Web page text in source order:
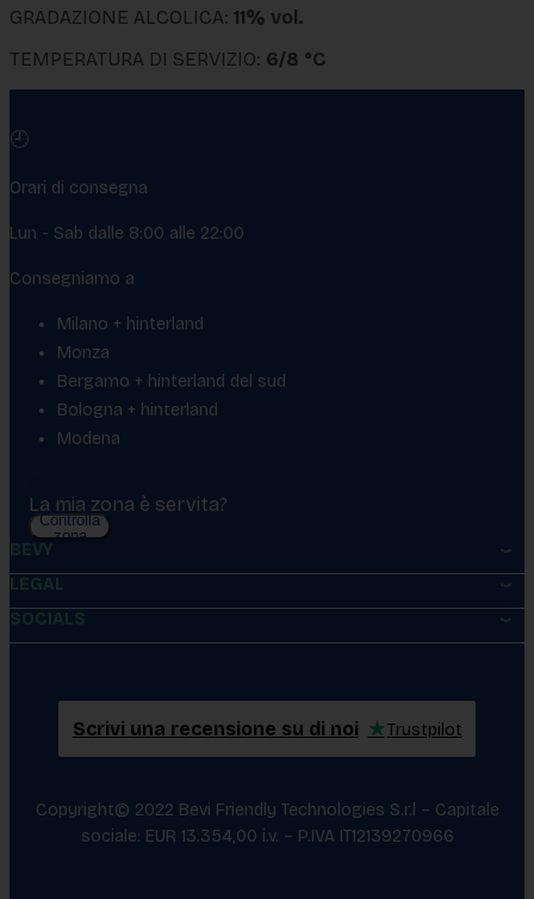
GRADAZIONE ALCOLICA: 11% vol.
TEMPERATURA DI SERVIZIO: 6/8 °C
🕘
Orari di consegna
Lun - Sab dalle 8:00 alle 22:00
Consegniamo a
Milano + hinterland
Monza
Bergamo + hinterland del sud
Bologna + hinterland
Modena
La mia zona è servita?
Controlla
zona
BEVY
LEGAL
SOCIALS
Scrivi una recensione su di noi ★Trustpilot
Copyright© 2022 Bevi Friendly Technologies S.r.l – Capitale
sociale: EUR 13.354,00 i.v. – P.IVA IT12139270966